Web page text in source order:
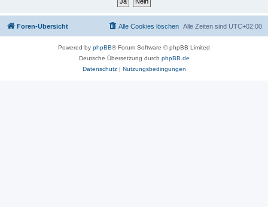
Foren-Übersicht Alle Zeiten sind UTC+02:00
Alle Cookies löschen
Powered by phpBB® Forum Software © phpBB Limited
Deutsche Übersetzung durch phpBB.de
Datenschutz| Nutzungsbedingungen